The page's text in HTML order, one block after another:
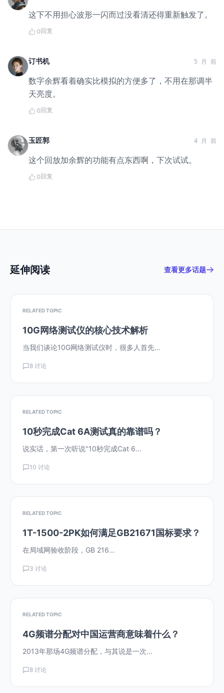
这下不用担心波形一闪而过没看清还得重新触发了。
0回复
订书机 5 月 前
数字余辉看着确实比模拟的方便多了，不用在那调半
天亮度。
0回复
玉匠郭 4 月 前
这个回放加余辉的功能有点东西啊，下次试试。
0回复
延伸阅读 查看更多话题
RELATED TOPIC
10G网络测试仪的核心技术解析
当我们谈论10G网络测试仪时，很多人首先...
8 讨论
RELATED TOPIC
10秒完成Cat 6A测试真的靠谱吗？
说实话，第一次听说"10秒完成Cat 6...
10 讨论
RELATED TOPIC
1T-1500-2PK如何满足GB21671国标要求？
在局域网验收阶段，GB 216...
3 讨论
RELATED TOPIC
4G频谱分配对中国运营商意味着什么？
2013年那场4G频谱分配，与其说是一次...
8 讨论